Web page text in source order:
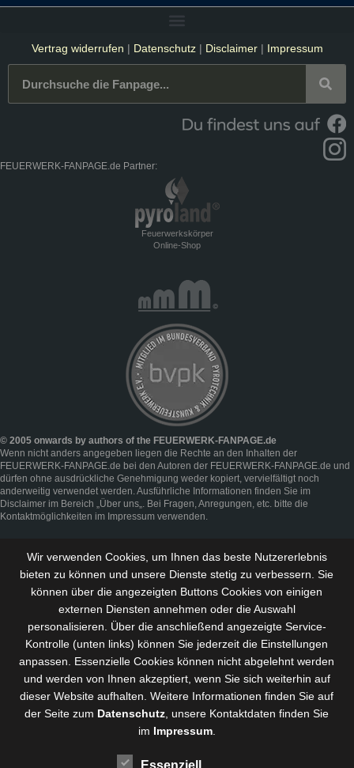
Vertrag widerrufen | Datenschutz| Disclaimer| Impressum
FEUERWERK-FANPAGE.de Partner:
Feuerwerkskörper
Online-Shop
© 2005 onwards by authors of the FEUERWERK-FANPAGE.de
Wenn nicht anders angegeben liegen die Rechte an den Inhalten der
FEUERWERK-FANPAGE.de bei den Autoren der FEUERWERK-FANPAGE.de und
dürfen ohne ausdrückliche Genehmigung weder kopiert, vervielfältigt noch
anderweitig verwendet werden. Ausführliche Informationen finden Sie im
Disclaimer im Bereich „Über uns„. Bei Fragen, Anregungen, etc. bitte die
Kontaktmöglichkeiten im Impressum verwenden.
Wir verwenden Cookies, um Ihnen das beste Nutzererlebnis
bieten zu können und unsere Dienste stetig zu verbessern . Sie
können über die angezeigten Buttons Cookies von einigen
externen Diensten annehmen oder die Auswahl
personalisieren. Über die anschließend angezeigte Service-
Kontrolle (unten links) können Sie jederzeit die Einstellungen
anpassen. Essenzielle Cookies können nicht abgelehnt werden
und werden von Ihnen akzeptiert, wenn Sie sich weiterhin auf
dieser Website aufhalten. Weitere Informationen finden Sie auf
der Seite zum Datenschutz , unsere Kontaktdaten finden Sie
im Impressum.
Essenziell